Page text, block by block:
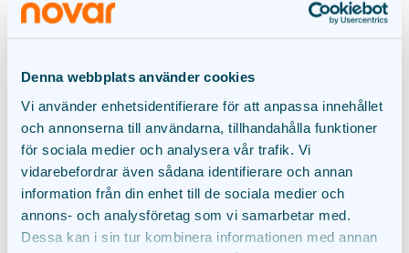
Denna webbplats använder cookies
Vi använder enhetsidentifierare för att anpassa innehållet
och annonserna till användarna, tillhandahålla funktioner
för sociala medier och analysera vår trafik. Vi
vidarebefordrar även sådana identifierare och annan
information från din enhet till de sociala medier och
annons- och analysföretag som vi samarbetar med.
Dessa kan i sin tur kombinera informationen med annan
Om Copenhagen Infrastructure
Partners
Copenhagen Infrastructure Partners P/S (CIP)
grundades 2012 och är en global fondförvaltare och
ledande investerare inom energiinfrastruktur. CIP skapar
värde genom att utveckla och bygga kritiska
infrastrukturprojekt som formar energisystemet i
framtiden. Genom sina fonder investerar CIP i
energiproduktion (sol och vind), energilagring,